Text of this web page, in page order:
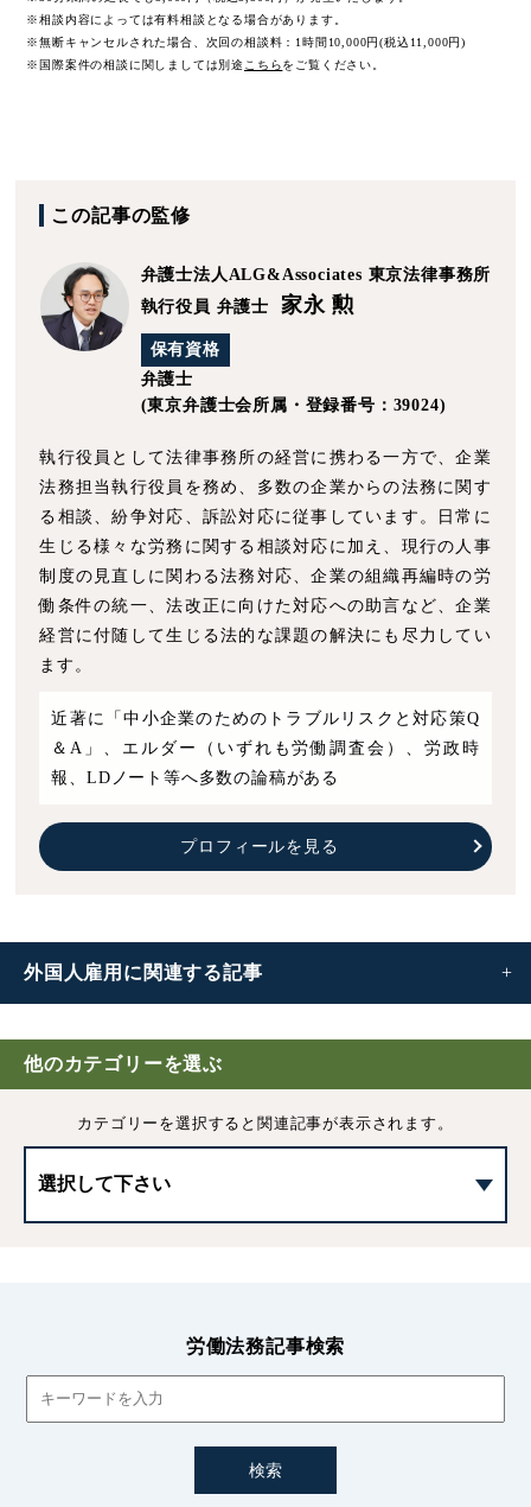
外国人雇用に 関連する記事
外国人雇用のルール｜メリット・デメリットや手続きの流
れなど
外国人のアルバイト雇用｜在留資格の確認や注意点などを
解説
外国人技能実習制度とは｜概要や企業の留意点などわかり
他のカテゴリーを選ぶ
カテゴリーを選択すると関連記事が表示されます。
※相談内容によっては有料相談となる場合があります。
※無断キャンセルされた場合、次回の相談料：1時間10,000円(税込11,000円)
※国際案件の相談に関しましては別途 こちらをご覧ください。
この記事の監修
弁護士法人ALG&Associates 東京法律事務所
執行役員 弁護士
家永 勲
保有資格
弁護士
(東京弁護士会所属・登録番号：39024)
執行役員として法律事務所の経営に携わる一方で、企業
法務担当執行役員を務め、多数の企業からの法務に関す
る相談、紛争対応、訴訟対応に従事しています。日常に
生じる様々な労務に関する相談対応に加え、現行の人事
制度の見直しに関わる法務対応、企業の組織再編時の労
働条件の統一、法改正に向けた対応への助言など、企業
経営に付随して生じる法的な課題の解決にも尽力してい
ます。
近著に「中小企業のためのトラブルリスクと対応策Q
＆A」、エルダー（いずれも労働調査会）、労政時
報、LDノート等へ多数の論稿がある
プロフィールを見る
労働法務記事検索